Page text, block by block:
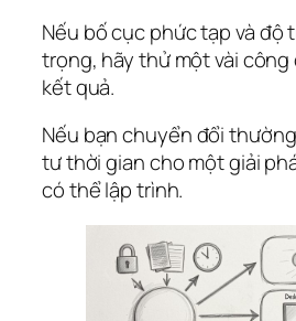
Nếu bố cục phức tạp và độ
trọng, hãy thử một vài công
kết quả.
Nếu bạn chuyển đổi
tư thời gian cho một giải
có thể lập trình.